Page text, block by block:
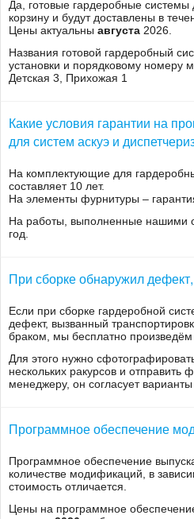
готовить отчетную документацию, в
80020.xml , начислять оплату по
устанавливать тарифы и управлять
Программный комплекс АСКУЭ
собирает и обрабатывает
электроэнергии;
оперативно реагирует и
возникших на том или ином
позволяет при необходимости
полученную в определенный
осуществляет обратную
поставщикам, а также
потребленное количество
настройки и получать нужную
электроэнергии. Для этого
Купить программное
АСКУЭ
«Матрица», «Пирамида»,
отличаются функциональностью,
программное обеспечение для
«Матрица», «Альфа» и др. Мы
построению систем
обеспечивают программно-
Да, готовые гардеробные системы
корзину и будут доставлены в
Цены актуальны августа 2026.
Названия готовой гардеробный
установки и порядковому номеру
Детская 3, Прихожая 1
Какие условия гарантии на
для систем аскуэ и
На комплектующие для
составляет 10 лет.
На элементы фурнитуры –
На работы, выполненные нашими
год.
При сборке обнаружил дефект,
Если при сборке гардеробной
дефект, вызванный
браком, мы бесплатно произведём
Для этого нужно
нескольких ракурсов и
менеджеру, он согласует
Программное обеспечение
Программное обеспечение
количестве модификаций, в
стоимость отличается.
Цены на программное